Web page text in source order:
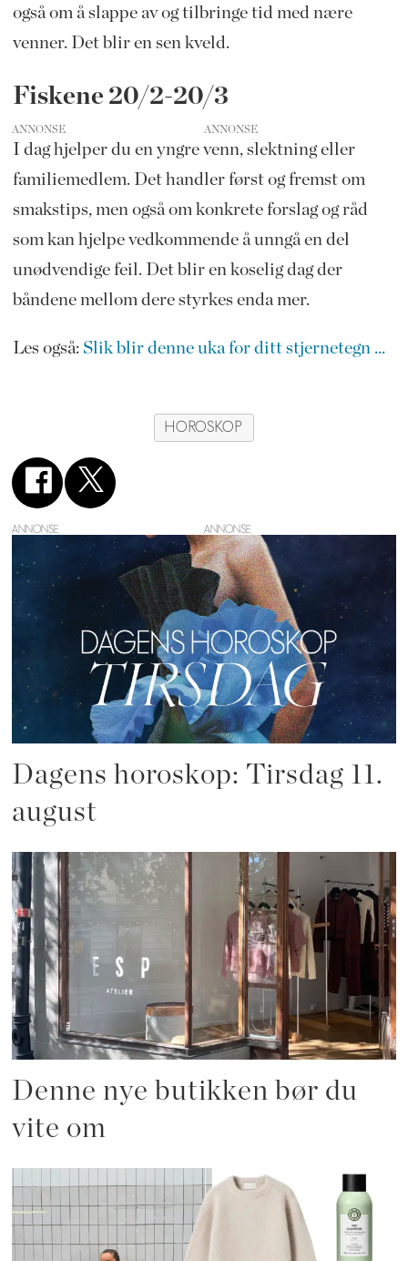
også om å slappe av og tilbringe tid med nære
venner. Det blir en sen kveld.
Fiskene 20/2-20/3
ANNONSE
I dag hjelper du en yngre venn, slektning eller
familiemedlem. Det handler først og fremst om
smakstips, men også om konkrete forslag og råd
som kan hjelpe vedkommende å unngå en del
unødvendige feil. Det blir en koselig dag der
båndene mellom dere styrkes enda mer.
Les også: Slik blir denne uka for ditt stjernetegn ...
HOROSKOP
ANNONSE
Dagens horoskop: Tirsdag 11.
august
Denne nye butikken bør du
vite om